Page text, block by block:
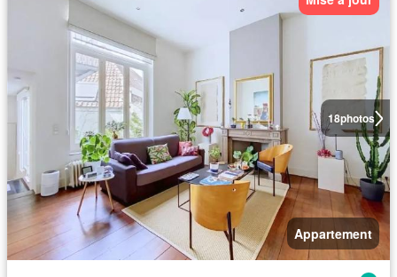
18photos
Appartement